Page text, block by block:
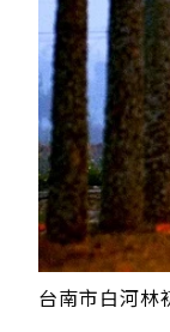
台南市白河林